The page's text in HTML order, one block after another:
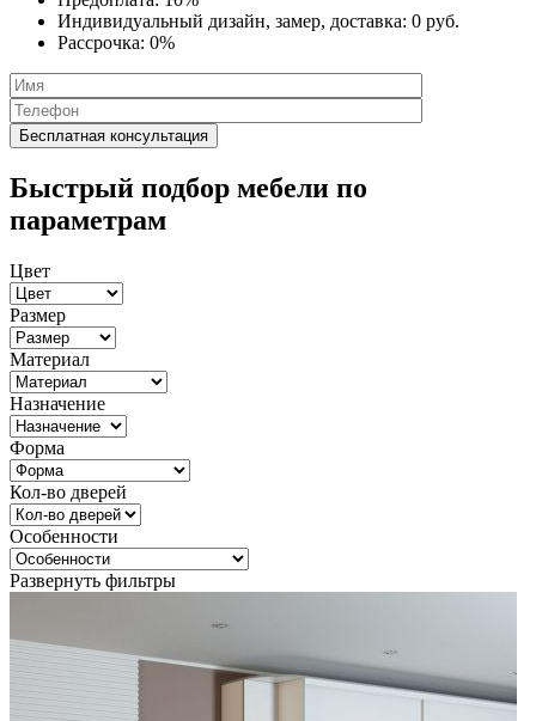
Индивидуальный дизайн, замер, доставка: 0 руб.
Рассрочка: 0%
Быстрый подбор мебели по
параметрам
Цвет
Размер
Материал
Назначение
Форма
Кол-во дверей
Особенности
Развернуть фильтры